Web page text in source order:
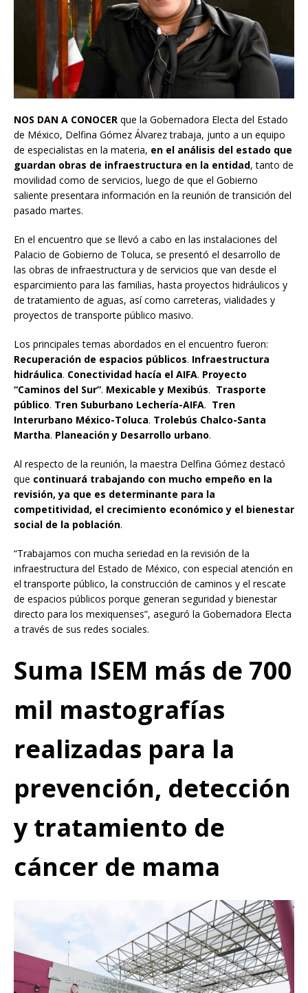
NOS DAN A CONOCER que la Gobernadora Electa del Estado
de México, Delfina Gómez Álvarez trabaja, junto a un equipo
de especialistas en la materia, en el análisis del estado que
guardan obras de infraestructura en la entidad, tanto de
movilidad como de servicios, luego de que el Gobierno
saliente presentara información en la reunión de transición del
pasado martes.
En el encuentro que se llevó a cabo en las instalaciones del
Palacio de Gobierno de Toluca, se presentó el desarrollo de
las obras de infraestructura y de servicios que van desde el
esparcimiento para las familias, hasta proyectos hidráulicos y
de tratamiento de aguas, así como carreteras, vialidades y
proyectos de transporte público masivo.
Los principales temas abordados en el encuentro fueron:
Recuperación de espacios públicos. Infraestructura
hidráulica. Conectividad hacía el AIFA. Proyecto
“Caminos del Sur”. Mexicable y Mexibús. Trasporte
público. Tren Suburbano Lechería-AIFA. Tren
Interurbano México-Toluca. Trolebús Chalco-Santa
Martha. Planeación y Desarrollo urbano.
Al respecto de la reunión, la maestra Delfina Gómez destacó
que continuará trabajando con mucho empeño en la
revisión, ya que es determinante para la
competitividad, el crecimiento económico y el bienestar
social de la población.
“Trabajamos con mucha seriedad en la revisión de la
infraestructura del Estado de México, con especial atención en
el transporte público, la construcción de caminos y el rescate
de espacios públicos porque generan seguridad y bienestar
directo para los mexiquenses”, aseguró la Gobernadora Electa
a través de sus redes sociales.
Suma ISEM más de 700
mil mastografías
realizadas para la
prevención, detección
y tratamiento de
cáncer de mama